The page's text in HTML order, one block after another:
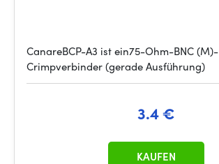
CanareBCP-A3 ist ein75-Ohm-BNC (M)-
Crimpverbinder (gerade Ausführung)
3.4 €
KAUFEN